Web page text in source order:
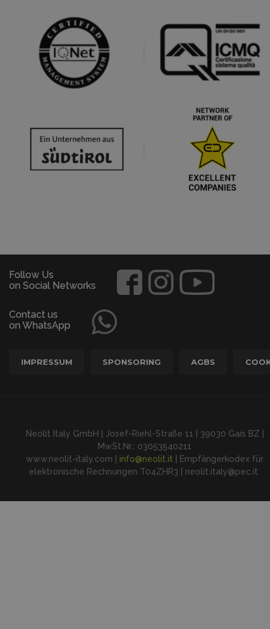
Follow Us
on Social Networks
Contact us
on WhatsApp
IMPRESSUM SPONSORING AGBS
Neolit Italy GmbH | Josef-Riehl-Straße 11 | 39030 Gais BZ |
MwSt.Nr.: 03053540211
www.neolit-italy.com | info@neolit.it | Empfängerkodex für
elektronische Rechnungen T04ZHR3 | neolit.italy@pec.it